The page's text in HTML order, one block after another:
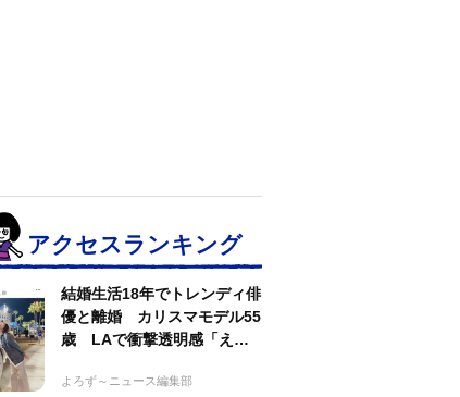
アクセスランキング
結婚生活18年でトレンディ俳
優と離婚 カリスマモデル55
歳 LAで衝撃透明感「えっ
よろず～ニュース編集部